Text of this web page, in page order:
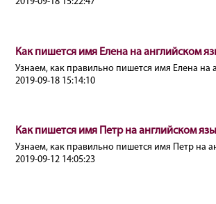
Как пишется имя Елена на английском
Узнаем, как правильно пишется имя Елена на
2019-09-18 15:14:10
Как пишется имя Петр на английском
Узнаем, как правильно пишется имя Петр на
2019-09-12 14:05:23